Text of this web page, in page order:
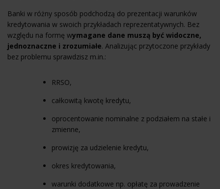
Banki w różny sposób podchodzą do prezentacji warunków
kredytowania w swoich przykładach reprezentatywnych. Bez
względu na formę wymagane dane muszą być widoczne,
jednoznaczne i zrozumiałe. Analizując przytoczone przykłady
bez problemu sprawdzisz m.in.:
RRSO,
całkowitą kwotę kredytu,
oprocentowanie nominalne z podziałem na stałe i
zmienne,
prowizję za udzielenie kredytu,
okres kredytowania,
warunki dodatkowe np. opłatę za prowadzenie